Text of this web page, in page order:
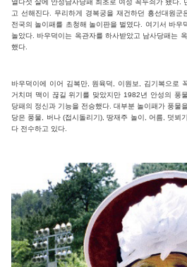
열다섯 살에 안성남사당패 최초로 여성 꼭두쇠가 됐다.
고 선해진다. 무리하게 경복궁을 재건하던 흥선대원
전국의 놀이패를 초청해 놀이판을 벌였다. 여기서 바우
놀았다. 바우덕이는 옥관자를 하사받았고 남사당패는
했다.
바우덕이에 이어 김복만, 원육덕, 이원보, 김기복으로
거치며 맥이 끊길 위기를 맞았지만 1982년 안성의 풍
당패의 정신과 기능을 전승했다. 대부분 놀이패가 풍물
당은 풍물, 버나 (접시돌리기), 땅재주 놀이, 어름, 덧뵈
다 전수하고 있다.